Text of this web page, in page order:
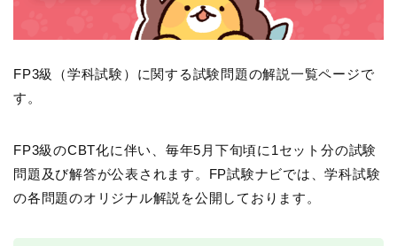
FP3級（学科試験）に関する試験問題の解説一覧ページで
す。
FP3級のCBT化に伴い、毎年5月下旬頃に1セット分の試験
問題及び解答が公表されます。FP試験ナビでは、学科試験
の各問題のオリジナル解説を公開しております。